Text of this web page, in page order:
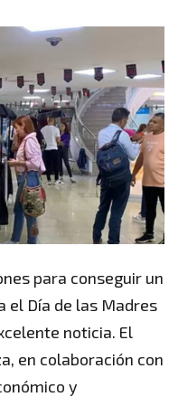
para conseguir un
el Día de las Madres
noticia. El
en colaboración con
y